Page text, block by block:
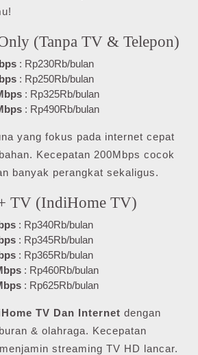
(Tanpa TV & Telepon)
: Rp230Rb/bulan
: Rp250Rb/bulan
: Rp325Rb/bulan
: Rp490Rb/bulan
yang fokus pada internet cepat
Kecepatan 200Mbps cocok
banyak perangkat sekaligus.
TV (IndiHome TV)
: Rp340Rb/bulan
: Rp345Rb/bulan
: Rp365Rb/bulan
: Rp460Rb/bulan
: Rp625Rb/bulan
TV Dan Internet dengan
& olahraga. Kecepatan
streaming TV HD lancar.